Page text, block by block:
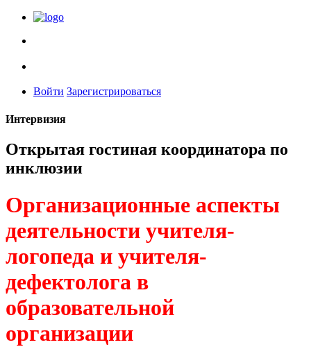
Войти Зарегистрироваться
Интервизия
Открытая гостиная координатора по
инклюзии
Организационные аспекты
деятельности учителя-
логопеда и учителя-
дефектолога в
образовательной
организации